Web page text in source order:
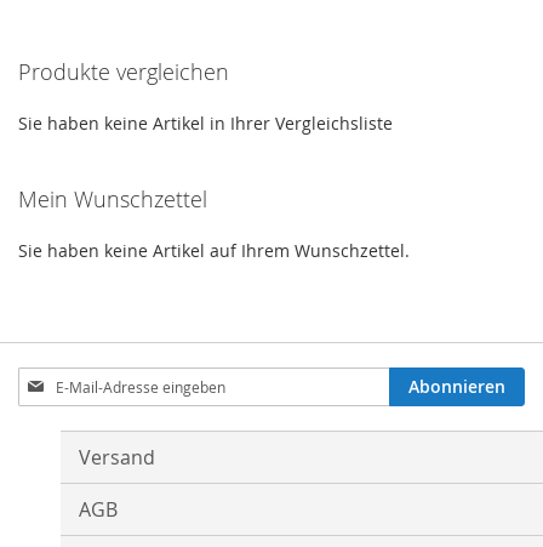
Seite
Produkte vergleichen
Sie haben keine Artikel in Ihrer Vergleichsliste
Mein Wunschzettel
Sie haben keine Artikel auf Ihrem Wunschzettel.
Anmeldung
zum
Newsletter:
Abonnieren
Versand
AGB